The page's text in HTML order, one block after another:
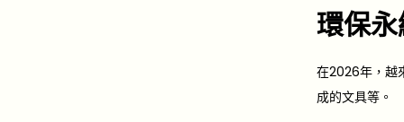
環保
在2026年，越
成的文具等。